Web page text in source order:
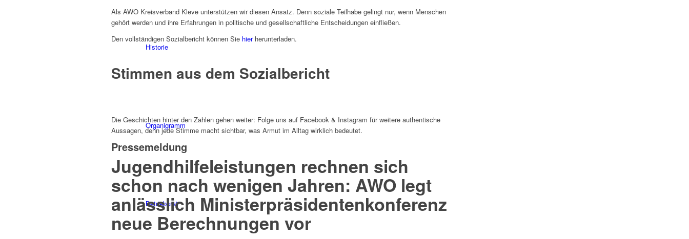
Historie
Organigramm
Betriebsrat
Als AWO Kreisverband Kleve unterstützen wir diesen Ansatz. Denn soziale Teilhabe gelingt nur, wenn Menschen
gehört werden und ihre Erfahrungen in politische und gesellschaftliche Entscheidungen einfließen.
Den vollständigen Sozialbericht können Sie hierherunterladen.
Stimmen aus dem Sozialbericht
Die Geschichten hinter den Zahlen gehen weiter: Folge uns auf Facebook & Instagram für weitere authentische
Aussagen, denn jede Stimme macht sichtbar, was Armut im Alltag wirklich bedeutet.
Pressemeldung
Jugendhilfeleistungen rechnen sich
schon nach wenigen Jahren: AWO legt
anlässlich Ministerpräsidentenkonferenz
neue Berechnungen vor